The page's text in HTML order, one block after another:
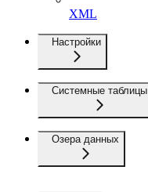
XML
Настройки
Системные таблицы
Озера данных